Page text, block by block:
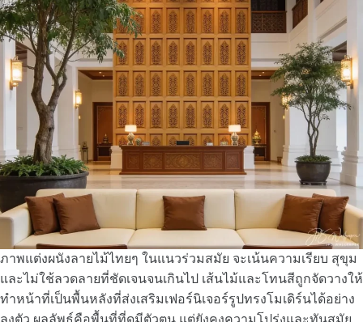
ภาพแต่งผนังลายไม้ไทยๆ ในแนวร่วมสมัย จะเน้นความเรียบ สุขุม
และไม่ใช้ลวดลายที่ชัดเจนจนเกินไป เส้นไม้และโทนสีถูกจัดวางให้
ทำหน้าที่เป็นพื้นหลังที่ส่งเสริมเฟอร์นิเจอร์รูปทรงโมเดิร์นได้อย่าง